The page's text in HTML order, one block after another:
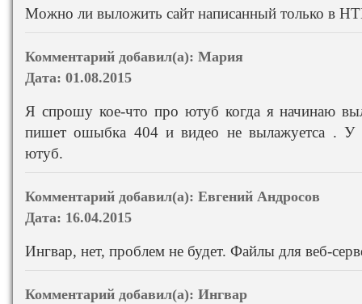
Можно ли выложить сайт написанный только в
Комментарий добавил(а): Мария
Дата: 01.08.2015
Я спрошу кое-что про ютуб когда я начинаю
пишет ошыбка 404 и видео не вылажуетса . У
ютуб.
Комментарий добавил(а): Евгений Андросов
Дата: 16.04.2015
Ингвар, нет, проблем не будет. Файлы для веб-
Комментарий добавил(а): Ингвар